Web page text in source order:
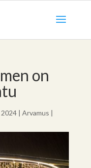
on
2024 |Arvamus |